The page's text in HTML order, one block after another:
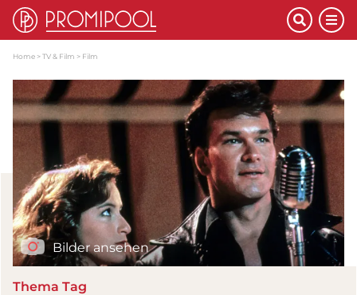
Home TV & Film Film
Bilder ansehen
Thema Tag